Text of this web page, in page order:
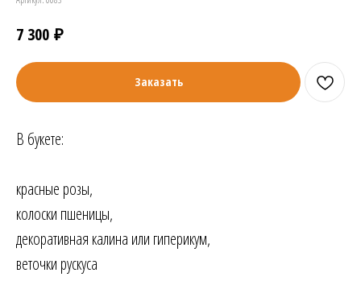
7 300 ₽
Заказать
В букете:
красные розы,
колоски пшеницы,
декоративная калина или гиперикум,
веточки рускуса